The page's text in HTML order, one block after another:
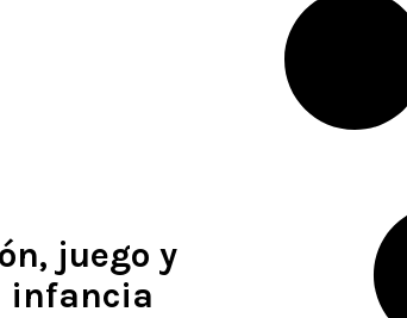
juego y
infancia